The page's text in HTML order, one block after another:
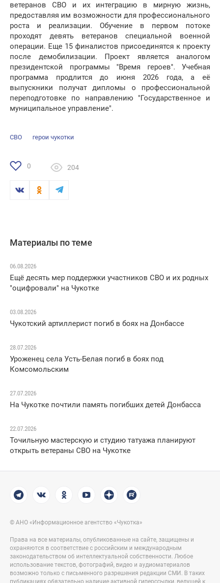
ветеранов СВО и их интеграцию в мирную жизнь,
предоставляя им возможности для профессионального
роста и реализации. Обучение в первом потоке
проходят девять ветеранов специальной военной
операции. Еще 15 финалистов присоединятся к проекту
после демобилизации. Проект является аналогом
президентской программы "Время героев". Учебная
программа продлится до июня 2026 года, а её
выпускники получат дипломы о профессиональной
переподготовке по направлению "Государственное и
муниципальное управление".
СВО герои чукотки
0 204
Материалы по теме
06.08.2026
Ещё десять мер поддержки участников СВО и их родных
"оцифровали" на Чукотке
03.08.2026
Чукотский артиллерист погиб в боях на Донбассе
28.07.2026
Уроженец села Усть-Белая погиб в боях под
Комсомольским
27.07.2026
На Чукотке почтили память погибших детей Донбасса
22.07.2026
Точильную мастерскую и студию татуажа планируют
открыть ветераны СВО на Чукотке
© АНО «Информационное агентство «Чукотка»
Права на все материалы, опубликованные на сайте, защищены и
охраняются в соответствие с российским и международным
законодательством об интеллектуальной собственности. Любое
использование текстов, фотографий, видео и аудиоматериалов
возможно только с письменного разрешения редакции СМИ. В таких